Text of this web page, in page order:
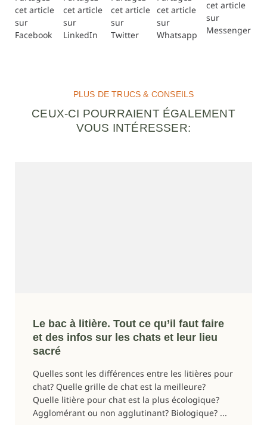
PLUS DE TRUCS & CONSEILS
CEUX-CI POURRAIENT ÉGALEMENT
VOUS INTÉRESSER:
Le bac à litière. Tout ce qu’il faut faire
et des infos sur les chats et leur lieu
sacré
Quelles sont les différences entre les litières pour
chat? Quelle grille de chat est la meilleure?
Quelle litière pour chat est la plus écologique?
Agglomérant ou non agglutinant? Biologique? ...